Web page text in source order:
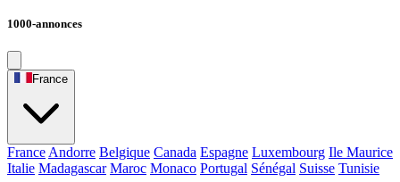
1000-annonces
France
France Andorre Belgique Canada Espagne Luxembourg Ile Maurice
Italie Madagascar Maroc Monaco Portugal Sénégal Suisse Tunisie